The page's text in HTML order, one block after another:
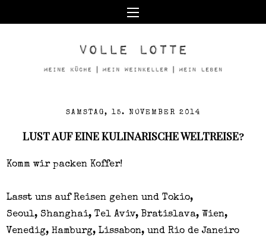
SAMSTAG, 15. NOVEMBER 2014
LUST AUF EINE KULINARISCHE WELTREISE?
Komm wir packen Koffer!
Lasst uns auf Reisen gehen und Tokio,
Seoul, Shanghai, Tel Aviv, Bratislava, Wien,
Venedig, Hamburg, Lissabon, und Rio de Janeiro